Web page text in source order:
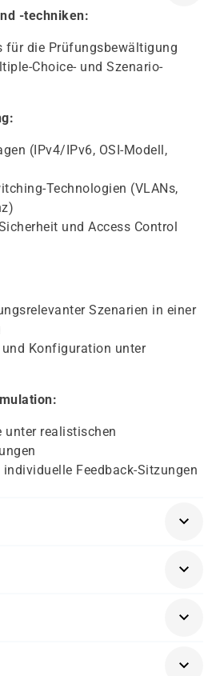
-techniken:
für die Prüfungsbewältigung
Choice- und Szenario-
(IPv4/IPv6, OSI-Modell,
Technologien (VLANs,
und Access Control
Szenarien in einer
und Konfiguration unter
unter realistischen
Feedback-Sitzungen
Solutions (CCNA)
Technologien sowie
ihre Kenntnisse auffrischen und